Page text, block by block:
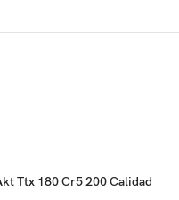
Ttx 180 Cr5 200 Calidad